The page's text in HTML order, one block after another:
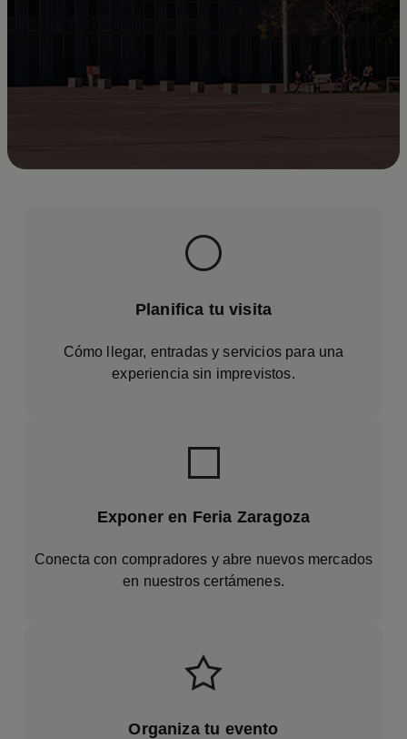
Planifica tu visita
Cómo llegar, entradas y servicios para una
experiencia sin imprevistos.
Exponer en Feria Zaragoza
Conecta con compradores y abre nuevos mercados
en nuestros certámenes.
Organiza tu evento